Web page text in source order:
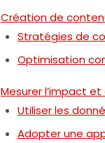
Création de
Stratégies de
Optimisation
Mesurer l’impact
Utiliser les
Adopter une